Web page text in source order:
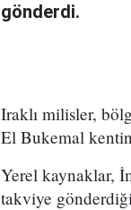
gönderdi.
Iraklı milisler,
El Bukemal
Yerel kaynaklar,
takviye